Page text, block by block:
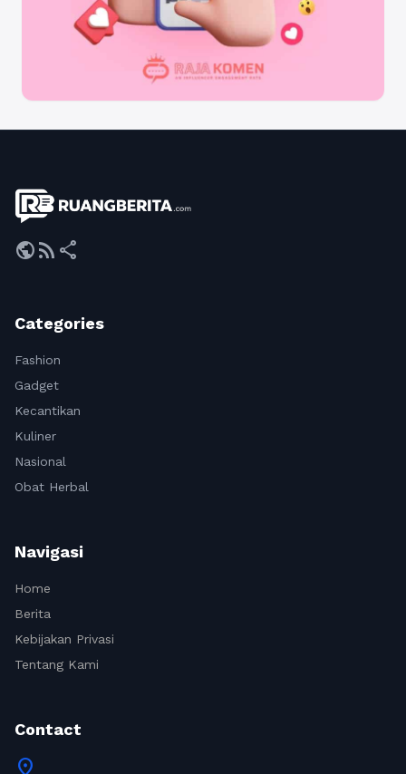
publicrss_feed share
Categories
Fashion
Gadget
Kecantikan
Kuliner
Nasional
Obat Herbal
Navigasi
Home
Berita
Kebijakan Privasi
Tentang Kami
Contact
location_on